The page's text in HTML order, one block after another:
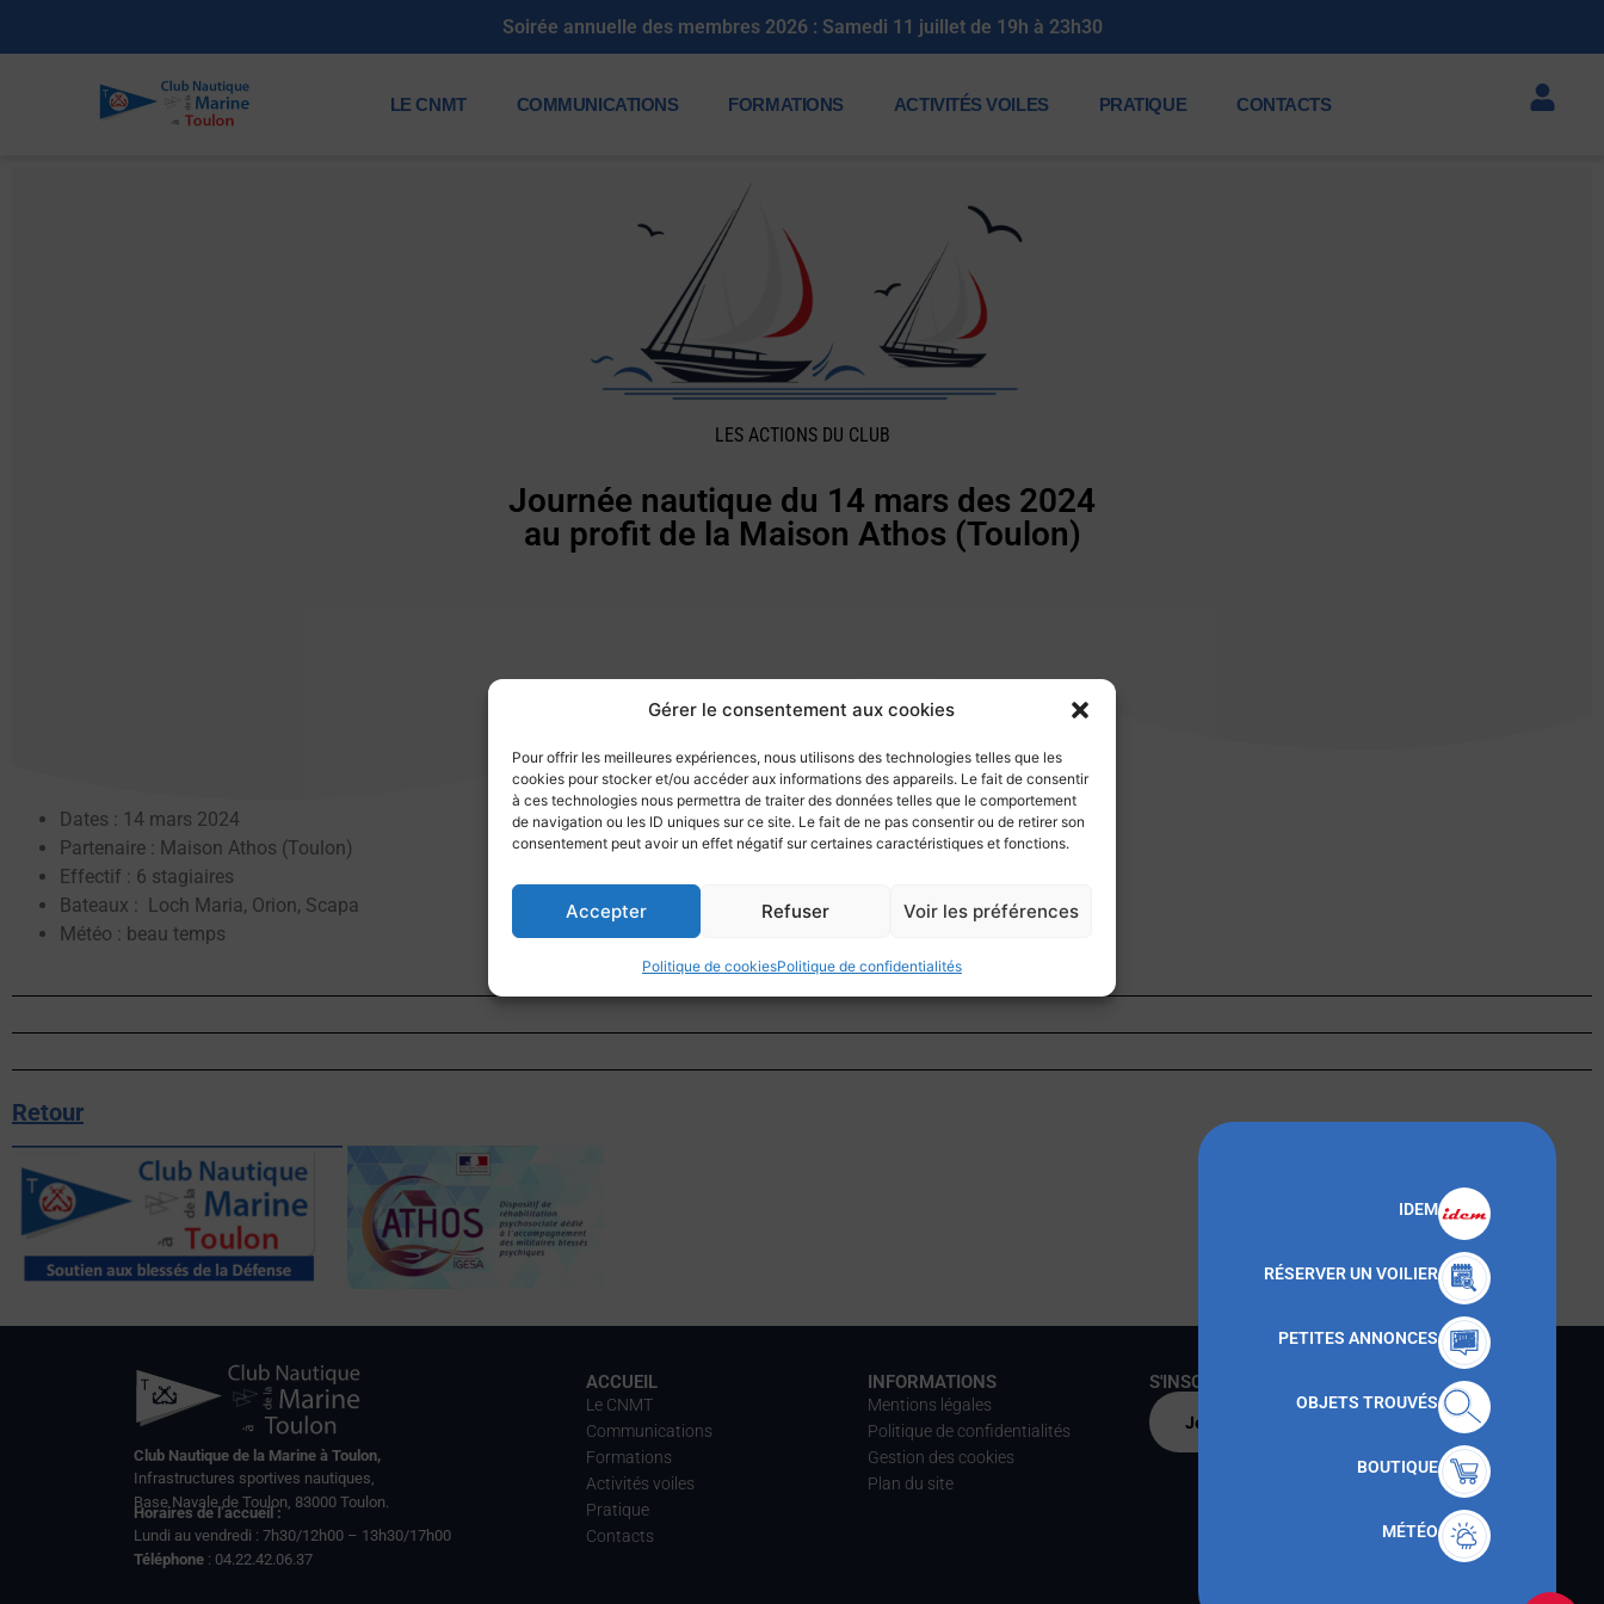
Gérer le consentement aux cookies
Pour offrir les meilleures expériences, nous utilisons des technologies telles que les
cookies pour stocker et/ou accéder aux informations des appareils. Le fait de consentir
à ces technologies nous permettra de traiter des données telles que le comportement
de navigation ou les ID uniques sur ce site. Le fait de ne pas consentir ou de retirer son
consentement peut avoir un effet négatif sur certaines caractéristiques et fonctions.
Accepter Refuser Voir les préférences
Politique de cookiesPolitique de confidentialités
Soirée annuelle des membres 2026 : Samedi 11 juillet de 19h à 23h30
LE CNMT COMMUNICATIONS FORMATIONS ACTIVITÉS VOILES PRATIQUE CONTACTS
LES ACTIONS DU CLUB
Journée nautique du 14 mars des 2024
au profit de la Maison Athos (Toulon)
Dates : 14 mars 2024
Partenaire : Maison Athos (Toulon)
Effectif : 6 stagiaires
Bateaux : Loch Maria, Orion, Scapa
Météo : beau temps
Retour
IDEM
RÉSERVER UN VOILIER
PETITES ANNONCES
OBJETS TROUVÉS
BOUTIQUE
MÉTÉO
Club Nautique de la Marine à Toulon,
Infrastructures sportives nautiques,
Base Navale de Toulon, 83000 Toulon.
Horaires de l’accueil :
Lundi au vendredi : 7h30/12h00 – 13h30/17h00
Téléphone : 04.22.42.06.37
ACCUEIL
Le CNMT
Communications
Formations
Activités voiles
Pratique
Contacts
INFORMATIONS
Mentions légales
Politique de confidentialités
Gestion des cookies
Plan du site
S'INSCRIRE AU CNMT
Je m'inscris par